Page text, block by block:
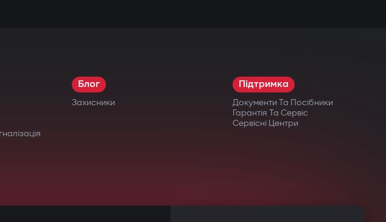
Блог
Захисники
Підтримка
Документи Та Посібники
Гарантія Та Сервіс
Сервісні Центри